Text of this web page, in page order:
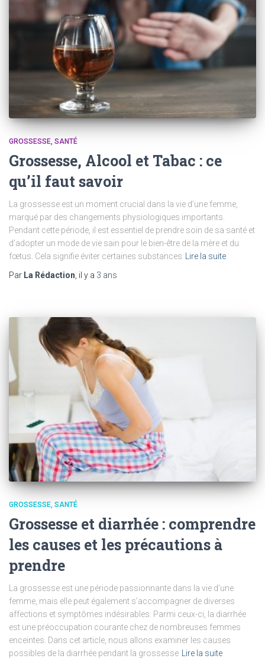
GROSSESSE SANTÉ
Grossesse, Alcool et Tabac : ce
qu’il faut savoir
La grossesse est un moment crucial dans la vie d’une femme,
marqué par des changements physiologiques importants.
Pendant cette période, il est essentiel de prendre soin de sa santé et
d’adopter un mode de vie sain pour le bien-être de la mère et du
fœtus. Cela signifie éviter certaines substances Lire la suite
Par La Rédaction , il y a 3 ans
GROSSESSE SANTÉ
Grossesse et diarrhée : comprendre
les causes et les précautions à
prendre
La grossesse est une période passionnante dans la vie d’une
femme, mais elle peut également s’accompagner de diverses
affections et symptômes indésirables. Parmi ceux-ci, la diarrhée
est une préoccupation courante chez de nombreuses femmes
enceintes. Dans cet article, nous allons examiner les causes
possibles de la diarrhée pendant la grossesse Lire la suite